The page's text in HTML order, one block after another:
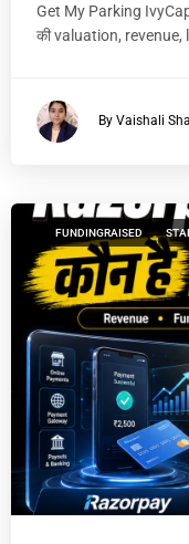
Get My Parking
की valuation,
By Vaishali
FUNDINGRAISED